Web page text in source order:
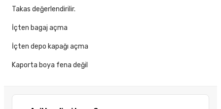
Takas değerlendirilir.
İçten bagaj açma
İçten depo kapağı açma
Kaporta boya fena değil